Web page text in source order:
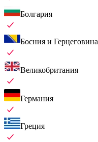
Болгария
Босния и Герцеговина
Великобритания
Германия
Греция